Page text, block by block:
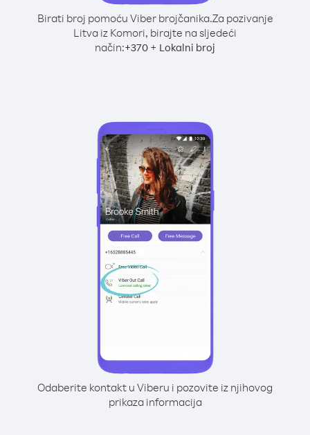
Birati broj pomoću Viber brojčanika.Za pozivanje
Litva iz Komori, birajte na sljedeći
način:+370 + Lokalni broj
Odaberite kontakt u Viberu i pozovite iz njihovog
prikaza informacija